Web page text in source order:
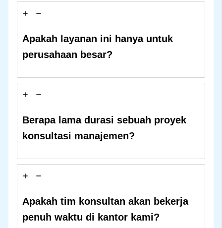
Apakah layanan ini hanya untuk
perusahaan besar?
Berapa lama durasi sebuah proyek
konsultasi manajemen?
Apakah tim konsultan akan bekerja
penuh waktu di kantor kami?